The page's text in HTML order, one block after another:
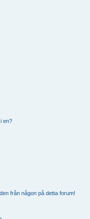
en?
från någon på detta forum!